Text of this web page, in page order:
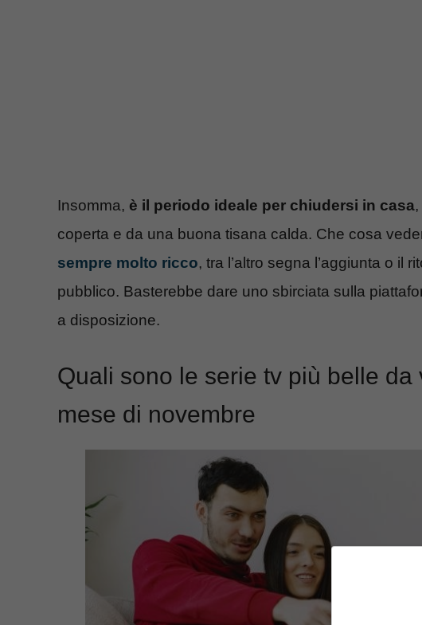
Insomma, è il periodo ideale per chiudersi in casa
coperta e da una buona tisana calda. Che cosa
sempre molto ricco, tra l’altro segna l’aggiunta o il
pubblico. Basterebbe dare uno sbirciata sulla
a disposizione.
Quali sono le serie tv più belle da
mese di novembre